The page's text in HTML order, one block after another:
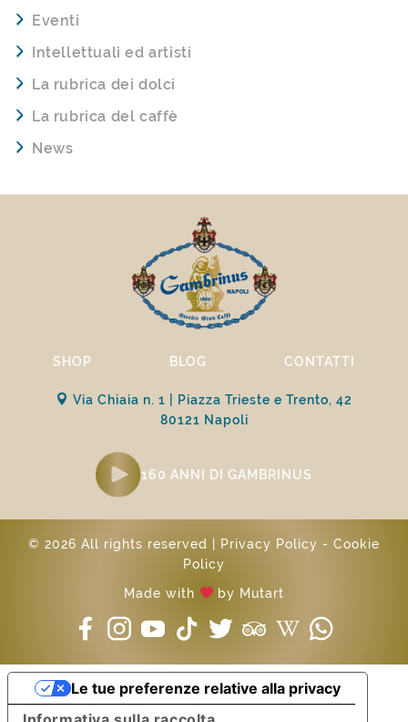
Eventi
Intellettuali ed artisti
La rubrica dei dolci
La rubrica del caffè
News
SHOP BLOG CONTATTI
Via Chiaia n. 1 | Piazza Trieste e Trento, 42
80121 Napoli
160 ANNI DI GAMBRINUS
© 2026 All rights reserved | Privacy Policy - Cookie
Policy
Made with
by Mutart
Le tue preferenze relative alla privacy